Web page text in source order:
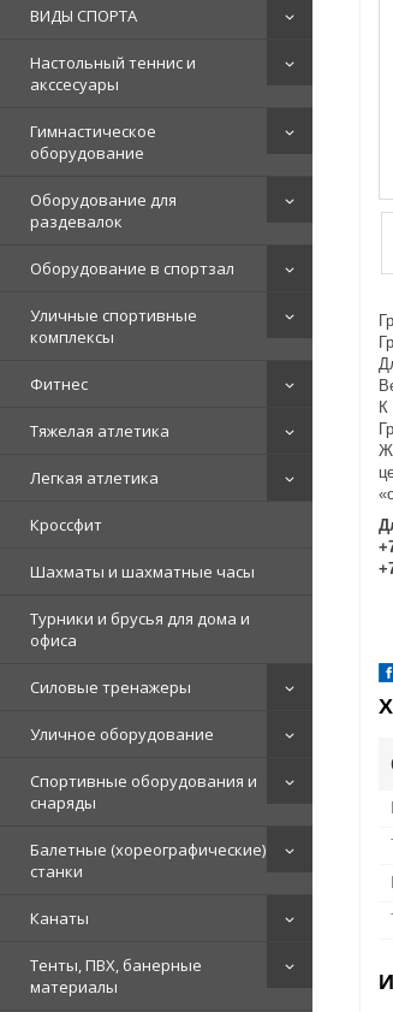
ВИДЫ СПОРТА
Настольный теннис и
акссесуары
Гимнастическое
оборудование
Оборудование для
раздевалок
Оборудование в спортзал
Уличные спортивные
комплексы
Фитнес
Тяжелая атлетика
Легкая атлетика
Кроссфит
Шахматы и шахматные часы
Турники и брусья для дома и
офиса
Силовые тренажеры
Уличное оборудование
Спортивные оборудования и
снаряды
Балетные (хореографические)
станки
Канаты
Тенты, ПВХ, банерные
материалы
К